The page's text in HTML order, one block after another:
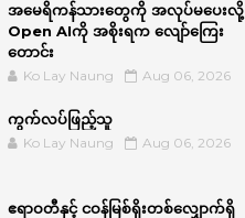
အမေရိကန်သားတွေကို အလုပ်မပေးလို့
Open AIကို အစိုးရက လျော်ကြေး
တောင်း
Ko Lay Naung Aug 06, 2026
ကွက်လပ်ဖြည့်သူ
Ko Lay Naung Aug 06, 2026
ဧရာဝတီနှင့် ငဝန်မြစ်ရိုးတစ်လျှောက်ရှိ